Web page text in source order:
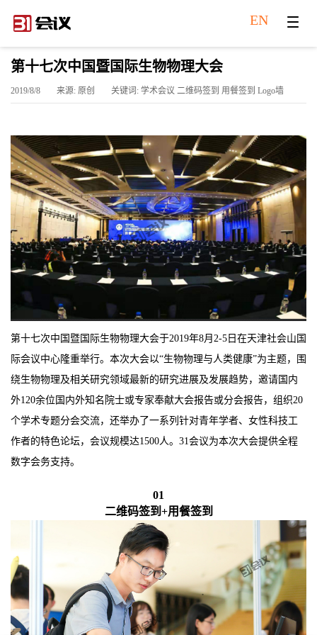
EN
第十七次中国暨国际生物物理大会
2019/8/8 来源: 原创 关键词: 学术会议 二维码签到 用餐签到 Logo墙
第十七次中国暨国际生物物理大会于2019年8月2-5日在天津社会山国
际会议中心隆重举行。本次大会以“生物物理与人类健康”为主题，围
绕生物物理及相关研究领域最新的研究进展及发展趋势，邀请国内
外120余位国内外知名院士或专家奉献大会报告或分会报告，组织20
个学术专题分会交流，还举办了一系列针对青年学者、女性科技工
作者的特色论坛，会议规模达1500人。31会议为本次大会提供全程
数字会务支持。
01
二维码签到+用餐签到